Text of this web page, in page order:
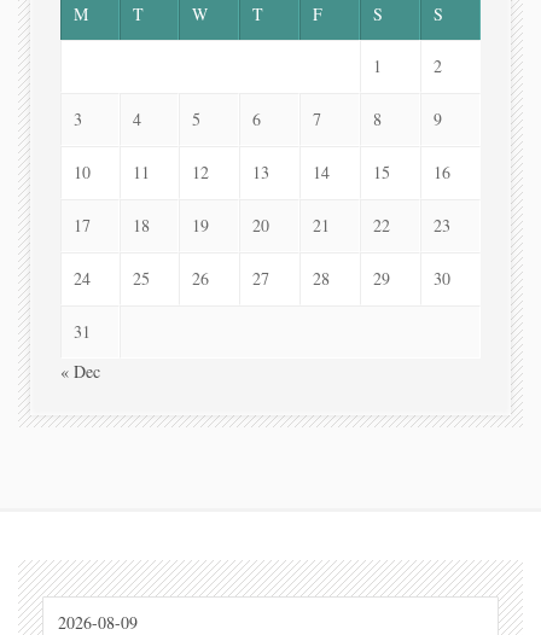
M
T W T F S S
1 2
3 4 5 6 7 8 9
10 11 12 13 14 15 16
17 18 19 20 21 22 23
24 25 26 27 28 29 30
31
« Dec